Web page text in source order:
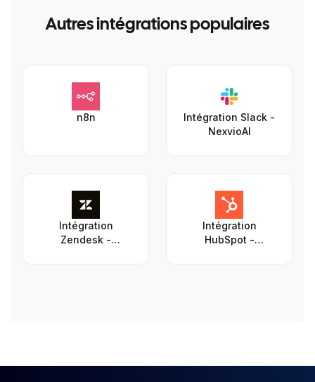
Autres intégrations populaires
n8n
Intégration Slack -
NexvioAI
Intégration
Zendesk -
Intégration
HubSpot -